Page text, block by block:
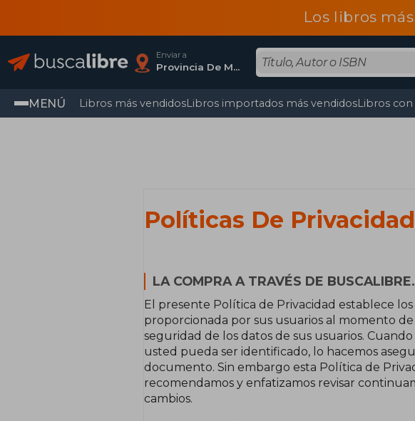
Los libros
Enviar a
Provincia De Madrid
MENÚ Libros más vendidosLibros importados más vendidosLibros
Políticas De Privacidad
LA COMPRA A TRAVÉS DE
El presente Política de Privacidad establece
proporcionada por sus usuarios al momento
seguridad de los datos de sus usuarios.
usted pueda ser identificado, lo hacemos
documento. Sin embargo esta Política de
recomendamos y enfatizamos revisar
cambios.